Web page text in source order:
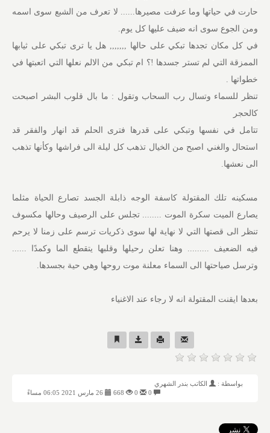
حارت في حياتها وما عرفت مصيرها...... لا تعرف من الشبع سوى اسمه
ومن الجوع سوى انه ضيف عليها كل يوم.
في كل مكان تجدها تبكي على حالها ,,,,,,, هل يا ترى تبكي على ثيابها
الممزقة التي لم تستر جسدها !؟ ام تبكي من الالم نعلها التي اتعبتها في
خطواتها .
تنظر للسماء وتسال رب السحاب وتقول : ما بال قلوب البشر اصبحت
كالحجر
تتامل في نفسها وتبكي على قدرها فترى الحلم قد انهار والفقر قد
استحال والغني اصبح من الخيال تذهب كل ليلة الى فراشها وكأنها تذهب
الى نعشها.
مسكينه تلك المقتولة كاسفة الوجه ذابلة الجسد تصارع الحياة مثلما
يصارع الميت سكرة الموت ........ تجلس على الرصيف وحالها مكسوف
تنظر الى قصتها التي لا نهاية لها سوى ذكريات ترسم على زمنا لا يرحم
فيه الضعيف ......... وهنا تعلن رحيلها وقلبها يتقطع الما وكمدًا ......
وترسل صياحتها الى السماء معلنة موت روحها وهي حية بجسدها.
بعدها ايقنت المقتولة انه لا رجاء عند الاغنياء
بواسطة :
الكاتب بندر الشهري
668